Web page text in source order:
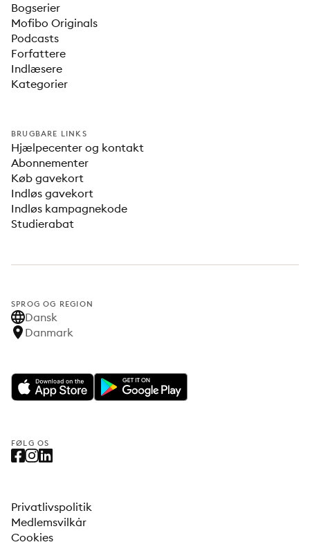
Bogserier
Mofibo Originals
Podcasts
Forfattere
Indlæsere
Kategorier
BRUGBARE LINKS
Hjælpecenter og kontakt
Abonnementer
Køb gavekort
Indløs gavekort
Indløs kampagnekode
Studierabat
SPROG OG REGION
Dansk
Danmark
FØLG OS
Privatlivspolitik
Medlemsvilkår
Cookies